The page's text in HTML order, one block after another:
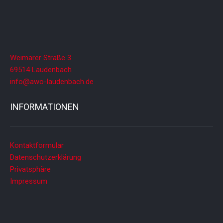
Weimarer Straße 3
69514 Laudenbach
info@awo-laudenbach.de
INFORMATIONEN
Kontaktformular
Datenschutzerklärung
Privatsphäre
Impressum